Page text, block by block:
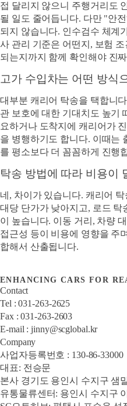
접 달리지 않으니 주행거리도
될 일도 줄어듭니다. 다만 "안
되지 않습니다. 인수검수 체계
사 관리 기준은 어떤지, 보험
되는지까지 함께 확인해야 진
고가 수입차는 어떤 방식
대부분 캐리어 탁송을 택합니
관 보호에 대한 기대치도 높기
요하거나 도착지에 캐리어가
을 병행하기도 합니다. 이때는
를 평소보다 더 꼼꼼하게 진행
탁송 방법에 따라 비용이
네, 차이가 있습니다. 캐리어
대당 단가가 낮아지고, 로드 탁
이 높습니다. 이동 거리, 차량
접근성 등이 비용에 영향을 주
합해서 산출됩니다.
ENHANCING CARS FOR
Contact
Tel : 031-263-2625
Fax : 031-263-2603
E-mail : jinny@scglobal.kr
Company
사업자등록번호 : 130-86-33000
대표: 전승문
본사 경기도 용인시 수지구 샘
유통물류센터: 용인시 수지구